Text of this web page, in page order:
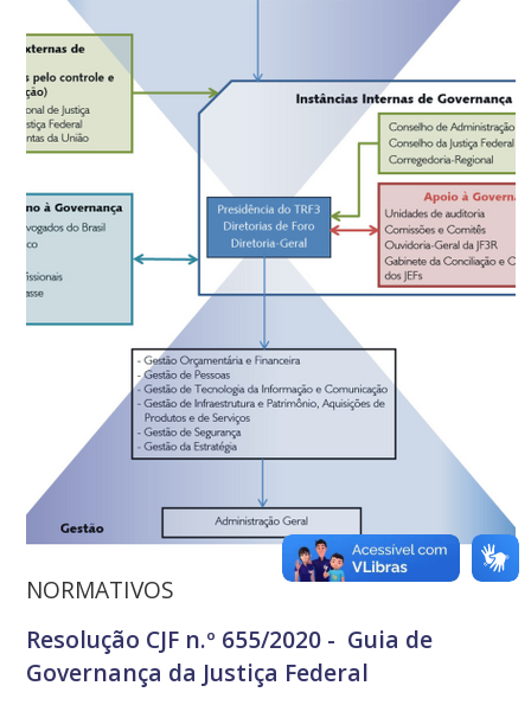
NORMATIVOS
Resolução CJF n.º 655/2020 - Guia de
Governança da Justiça Federal